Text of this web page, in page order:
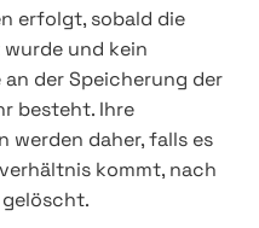
erfolgt, sobald die
und kein
der Speicherung der
besteht. Ihre
werden daher, falls es
kommt, nach